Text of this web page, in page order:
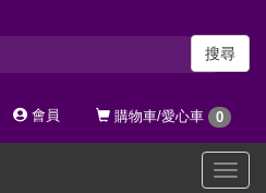
搜尋
購物車/愛心車 0
會員
選